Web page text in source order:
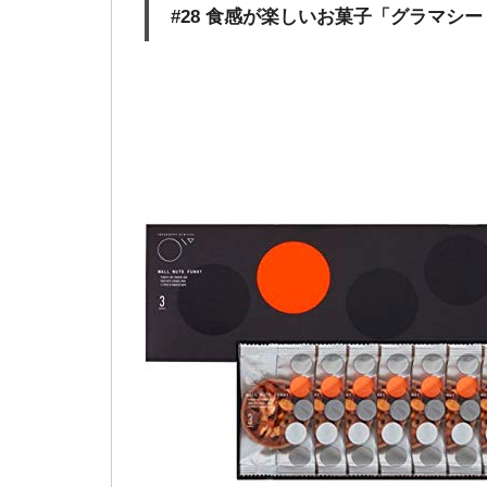
#28 食感が楽しいお菓子「グラマシ